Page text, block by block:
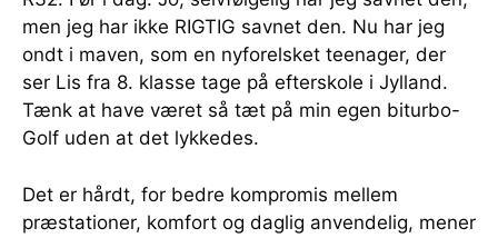
men jeg har ikke RIGTIG savnet den. Nu har jeg
ondt i maven, som en nyforelsket teenager, der
ser Lis fra 8. klasse tage på efterskole i Jylland.
Tænk at have været så tæt på min egen biturbo-
Golf uden at det lykkedes.
Det er hårdt, for bedre kompromis mellem
præstationer, komfort og daglig anvendelig, mener